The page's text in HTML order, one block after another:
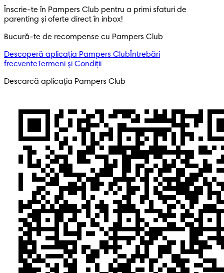
Înscrie-te în Pampers Club pentru a primi sfaturi de
parenting și oferte direct în inbox!
Bucură-te de recompense cu Pampers Club
Descoperă aplicația Pampers Club Întrebări
frecventeTermeni și Condiții
Descarcă aplicația Pampers Club